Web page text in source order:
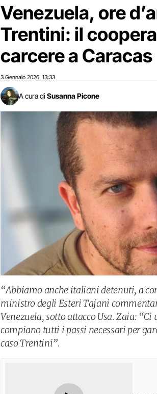
Venezuela, ore
Trentini: il
carcere a Caracas
3 Gennaio 2026 13:33
A cura di Susanna Picone
“Abbiamo anche italiani detenuti, a
ministro degli Esteri Tajani
Venezuela, sotto attacco Usa. Zaia:
compiano tutti i passi necessari per
caso Trentini”.